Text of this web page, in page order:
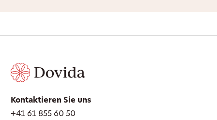
Kontaktieren Sie uns
+41 61 855 60 50